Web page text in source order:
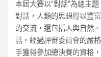
本屆大賽以“對話”為總主
對話，人類的思想得以豐
的交流，還包括人與自然
話。經過評審委員會的嚴
手獲得參加總決賽的資格